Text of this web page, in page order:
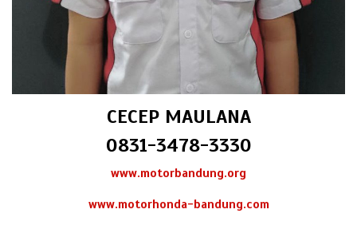
CECEP MAULANA
0831-3478-3330
www.motorbandung.org
www.motorhonda-bandung.com